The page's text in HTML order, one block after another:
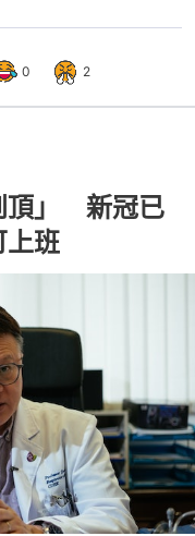
0 2
頂」 新冠已
上班